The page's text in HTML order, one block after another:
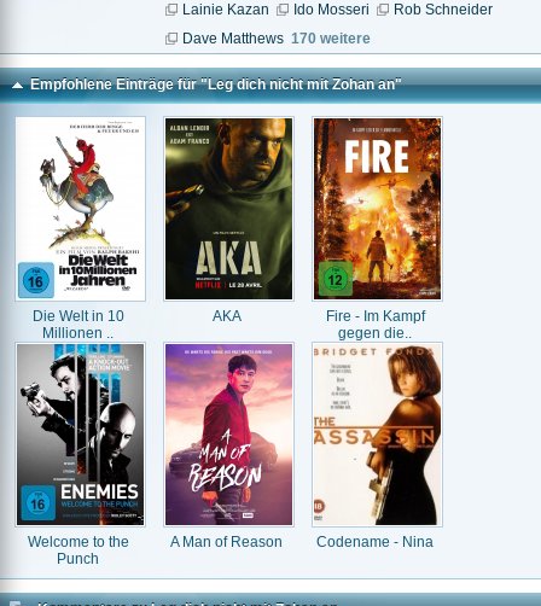
Lainie Kazan
Ido Mosseri
Rob Schneider
Dave Matthews 170 weitere
Empfohlene Einträge für "Leg dich nicht mit Zohan an"
Die Welt in 10
Millionen ..
AKA
Fire - Im Kampf
gegen die..
Welcome to the
Punch
A Man of Reason Codename - Nina